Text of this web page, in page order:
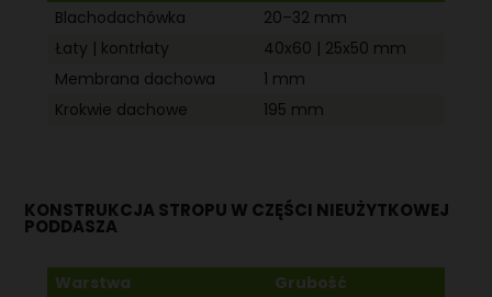
Blachodachówka
20–32 mm
Łaty | kontrłaty
40x60 | 25x50 mm
Membrana dachowa
1 mm
Krokwie dachowe
195 mm
KONSTRUKCJA STROPU W CZĘŚCI NIEUŻYTKOWEJ
PODDASZA
Warstwa
Grubość